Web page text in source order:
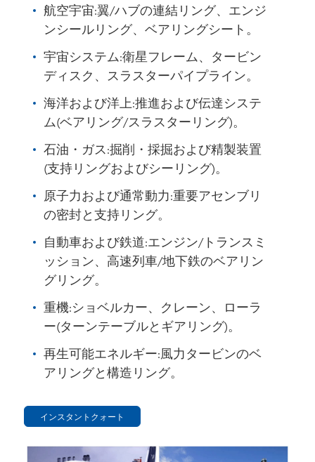
航空宇宙:翼/ハブの連結リング、エンジ
ンシールリング、ベアリングシート。
宇宙システム:衛星フレーム、タービン
ディスク、スラスターパイプライン。
海洋および洋上:推進および伝達システ
ム(ベアリング/スラスターリング)。
石油・ガス:掘削・採掘および精製装置
(支持リングおよびシーリング)。
原子力および通常動力:重要アセンブリ
の密封と支持リング。
自動車および鉄道:エンジン/トランスミ
ッション、高速列車/地下鉄のベアリン
グリング。
重機:ショベルカー、クレーン、ローラ
ー(ターンテーブルとギアリング)。
再生可能エネルギー:風力タービンのベ
アリングと構造リング。
インスタントクォート